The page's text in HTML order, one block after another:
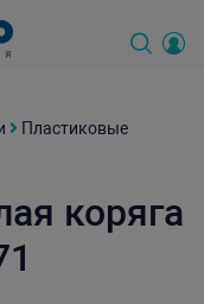
Пластиковые
коряга